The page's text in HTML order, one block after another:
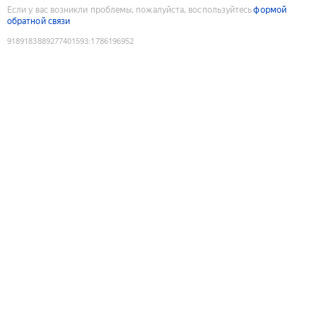
Если у вас возникли проблемы, пожалуйста, воспользуйтесьформой
обратной связи
9189183889277401593:1786196952